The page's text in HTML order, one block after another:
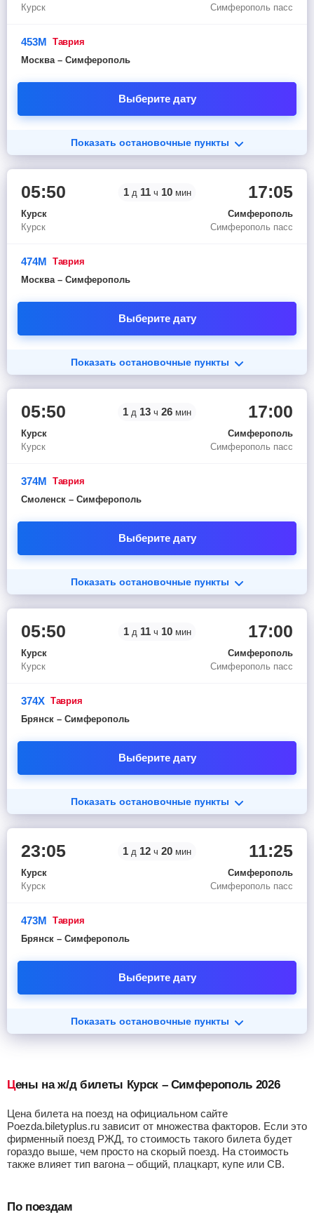
Курск Симферополь пасс
453М
таврия
Москва – Симферополь
Выберите дату
Показать остановочные пункты
05:50
Курск
Курск
1 д 11 ч 10 мин 17:05
Симферополь
Симферополь пасс
474М
таврия
Москва – Симферополь
Выберите дату
Показать остановочные пункты
05:50
Курск
Курск
1 д 13 ч 26 мин 17:00
Симферополь
Симферополь пасс
374М
таврия
Смоленск – Симферополь
Выберите дату
Показать остановочные пункты
05:50
Курск
Курск
1 д 11 ч 10 мин 17:00
Симферополь
Симферополь пасс
374Х
таврия
Брянск – Симферополь
Выберите дату
Показать остановочные пункты
23:05
Курск
Курск
1 д 12 ч 20 мин 11:25
Симферополь
Симферополь пасс
473М
таврия
Брянск – Симферополь
Выберите дату
Показать остановочные пункты
Цены на ж/д билеты Курск – Симферополь 2026
Цена билета на поезд на официальном сайте
Poezda.biletyplus.ru зависит от множества факторов. Если это
фирменный поезд РЖД, то стоимость такого билета будет
гораздо выше, чем просто на скорый поезд. На стоимость
также влияет тип вагона – общий, плацкарт, купе или СВ.
По поездам